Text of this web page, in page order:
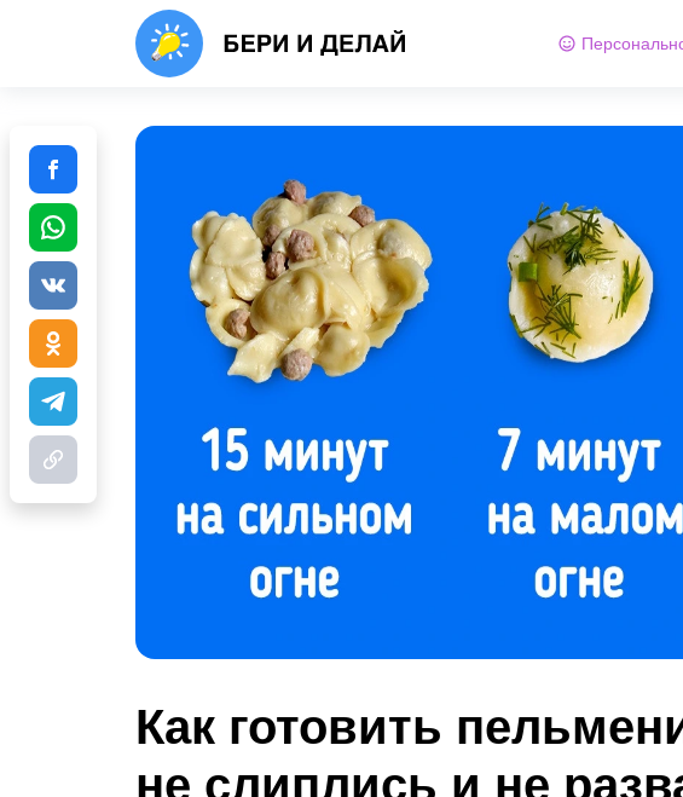
Как готовить
не слиплись и не